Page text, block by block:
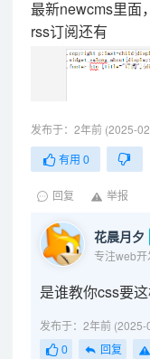
最新newcms里面
rss订阅还有
发布于：2年前 (2025-
有用 0
回复 举报
花晨月夕
是谁教你css要
发布于：2年前 (2025-
0 回复